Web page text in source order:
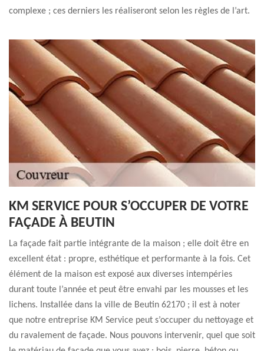
complexe ; ces derniers les réaliseront selon les règles de l’art.
KM SERVICE POUR S’OCCUPER DE VOTRE
FAÇADE À BEUTIN
La façade fait partie intégrante de la maison ; elle doit être en
excellent état : propre, esthétique et performante à la fois. Cet
élément de la maison est exposé aux diverses intempéries
durant toute l’année et peut être envahi par les mousses et les
lichens. Installée dans la ville de Beutin 62170 ; il est à noter
que notre entreprise KM Service peut s’occuper du nettoyage et
du ravalement de façade. Nous pouvons intervenir, quel que soit